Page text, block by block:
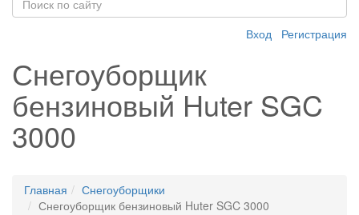
Вход Регистрация
Снегоуборщик
бензиновый Huter SGC
3000
Главная
Снегоуборщики
Снегоуборщик бензиновый Huter SGC 3000